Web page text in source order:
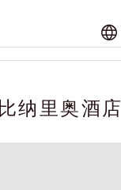
纳里奥酒店